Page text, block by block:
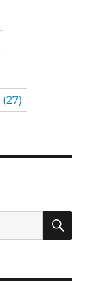
(27)